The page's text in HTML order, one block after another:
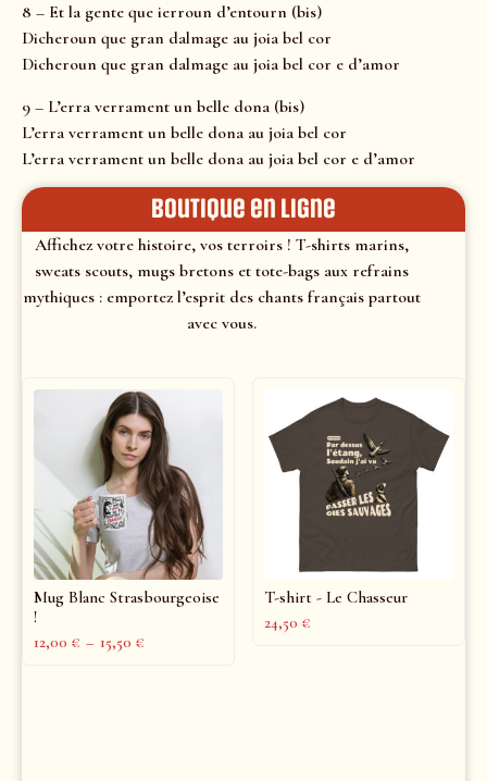
8 – Et la gente que ierroun d’entourn (bis)
Dicheroun que gran dalmage au joia bel cor
Dicheroun que gran dalmage au joia bel cor e d’amor
9 – L’erra verrament un belle dona (bis)
L’erra verrament un belle dona au joia bel cor
L’erra verrament un belle dona au joia bel cor e d’amor
Boutique en ligne
Affichez votre histoire, vos terroirs ! T-shirts marins,
sweats scouts, mugs bretons et tote-bags aux refrains
mythiques : emportez l’esprit des chants français partout
avec vous.
Mug Blanc Strasbourgeoise
!
12,00 € – 15,50 €
T-shirt - Le Chasseur
24,50 €